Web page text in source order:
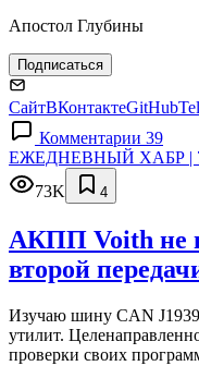
Апостол Глубины
Подписаться
СайтВКонтактеGitHub
Комментарии 39
ЕЖЕДНЕВНЫЙ ХАБР |
73K
4
АКПП Voith не
второй
Изучаю шину CAN
утилит.
проверки своих